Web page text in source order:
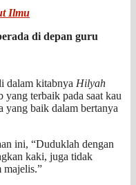
Ilmu
di depan guru
dalam kitabnya Hilyah
yang terbaik pada saat kau
yang baik dalam bertanya
ini, “Duduklah dengan
kaki, juga tidak
majelis.”